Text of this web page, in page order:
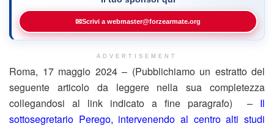
✉Scrivi a webmaster@forzearmate.org
ADVERTISEMENT
Roma, 17 maggio 2024 – (Pubblichiamo un estratto del
seguente articolo da leggere nella sua completezza
collegandosi al link indicato a fine paragrafo) – Il
sottosegretario Perego, intervenendo al centro alti studi